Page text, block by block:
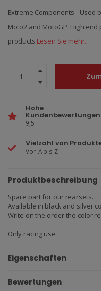
Extreme Components - Used
Moto2 and MotoGP. High
products Lesen Sie mehr..
Hohe
Kundenbewertungen
9,5+
Vielzahl von
Von A bis Z
Produktbeschreibung
Spare part for our rearsets.
Available in black and silver
Write on the order the color
Only racing use
Eigenschaften
Bewertungen